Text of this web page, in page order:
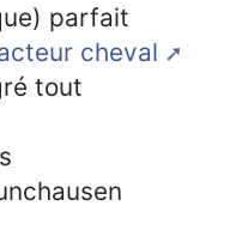
parfait
cheval
tout